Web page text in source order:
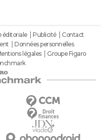
éditoriale Publicité
Contact
Données personnelles
légales
Groupe Figaro